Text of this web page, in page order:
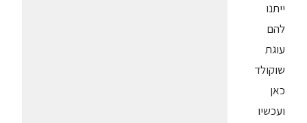
ייתנו
להם
עוגת
שוקולד
כאן
ועכשיו